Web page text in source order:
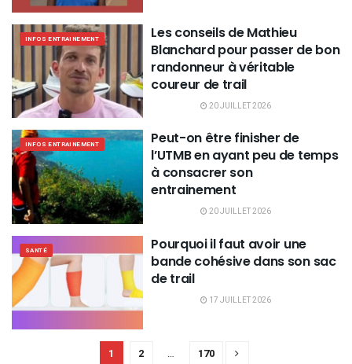
INFOS ENTRAINEMENT
Les conseils de Mathieu
Blanchard pour passer de bon
randonneur à véritable
coureur de trail
20 JUILLET 2026
INFOS ENTRAINEMENT
Peut-on être finisher de
l’UTMB en ayant peu de temps
à consacrer son
entrainement
20 JUILLET 2026
SANTÉ
Pourquoi il faut avoir une
bande cohésive dans son sac
de trail
17 JUILLET 2026
1 2 … 170